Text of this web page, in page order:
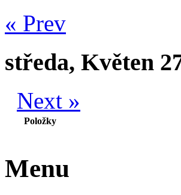
« Prev
středa, Květen
Next »
Položky
Menu